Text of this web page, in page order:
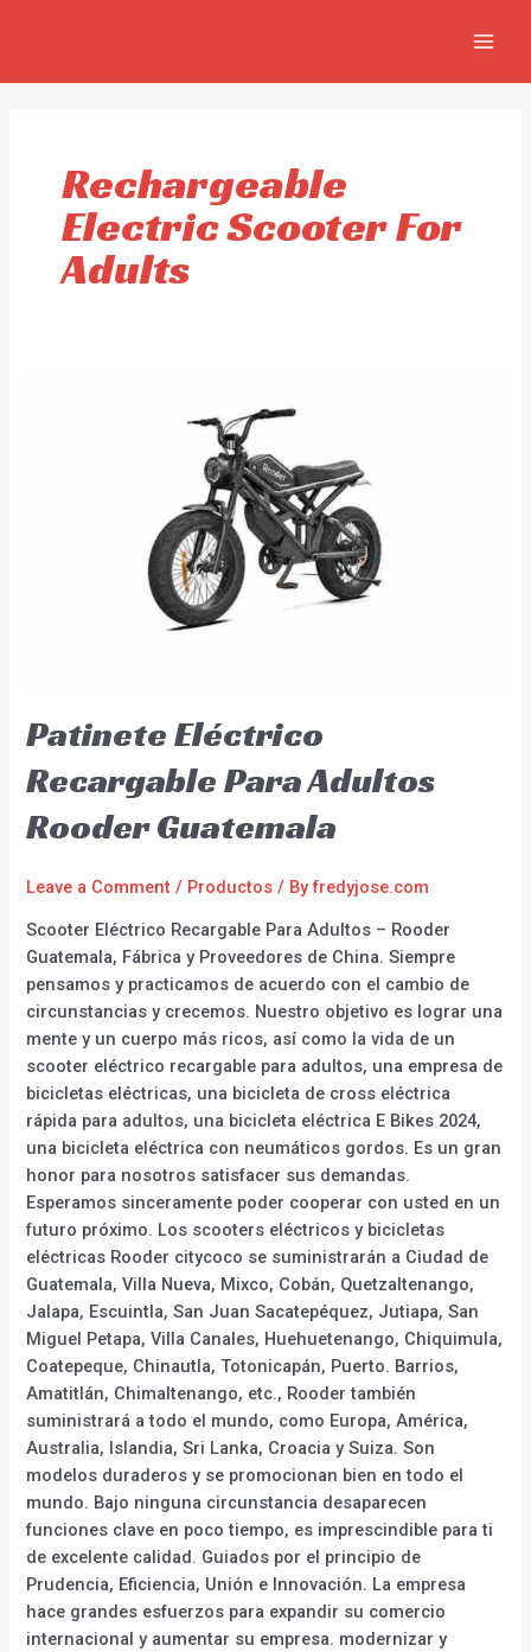
Rechargeable
Electric Scooter For
Adults
Patinete Eléctrico
Recargable Para Adultos
Rooder Guatemala
Leave a Comment / Productos / Byfredyjose.com
Scooter Eléctrico Recargable Para Adultos – Rooder
Guatemala, Fábrica y Proveedores de China. Siempre
pensamos y practicamos de acuerdo con el cambio de
circunstancias y crecemos. Nuestro objetivo es lograr una
mente y un cuerpo más ricos, así como la vida de un
scooter eléctrico recargable para adultos, una empresa de
bicicletas eléctricas, una bicicleta de cross eléctrica
rápida para adultos, una bicicleta eléctrica E Bikes 2024,
una bicicleta eléctrica con neumáticos gordos. Es un gran
honor para nosotros satisfacer sus demandas.
Esperamos sinceramente poder cooperar con usted en un
futuro próximo. Los scooters eléctricos y bicicletas
eléctricas Rooder citycoco se suministrarán a Ciudad de
Guatemala, Villa Nueva, Mixco, Cobán, Quetzaltenango,
Jalapa, Escuintla, San Juan Sacatepéquez, Jutiapa, San
Miguel Petapa, Villa Canales, Huehuetenango, Chiquimula,
Coatepeque, Chinautla, Totonicapán, Puerto. Barrios,
Amatitlán, Chimaltenango, etc., Rooder también
suministrará a todo el mundo, como Europa, América,
Australia, Islandia, Sri Lanka, Croacia y Suiza. Son
modelos duraderos y se promocionan bien en todo el
mundo. Bajo ninguna circunstancia desaparecen
funciones clave en poco tiempo, es imprescindible para ti
de excelente calidad. Guiados por el principio de
Prudencia, Eficiencia, Unión e Innovación. La empresa
hace grandes esfuerzos para expandir su comercio
internacional y aumentar su empresa. modernizar y